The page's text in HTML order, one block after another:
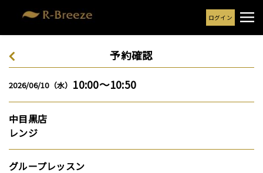
ログイン
予約確認
2026/06/10（水） 10:00～10:50
中目黒店
レンジ
グループレッスン